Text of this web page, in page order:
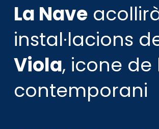
La Nave
instal·lacions
Viola, icone de
contemporani